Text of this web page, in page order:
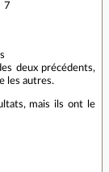
7
deux précédents,
les autres.
mais ils ont le